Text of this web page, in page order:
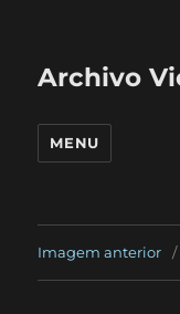
Archivo
MENU
Imagem anterior